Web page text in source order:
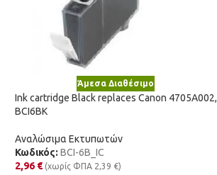
Άμεσα Διαθέσιμο
Ink cartridge Black replaces Canon 4705A002,
BCI6BK
Αναλώσιμα Εκτυπωτών
Κωδικός: BCI-6B_IC
2,96 € (χωρίς ΦΠΑ 2,39 €)